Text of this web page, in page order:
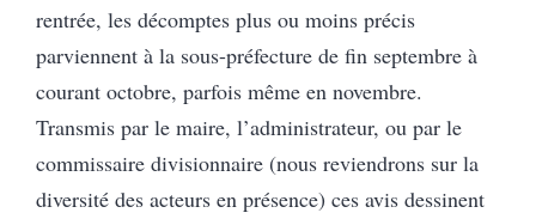
rentrée, les décomptes plus ou moins précis
parviennent à la sous-préfecture de fin septembre à
courant octobre, parfois même en novembre.
Transmis par le maire, l’administrateur, ou par le
commissaire divisionnaire (nous reviendrons sur la
diversité des acteurs en présence) ces avis dessinent